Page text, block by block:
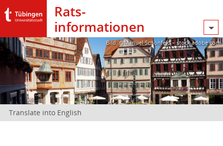
Rats­
informationen
Bild: @Manuel Schönfeld – stock.adobe.com
Translate into English